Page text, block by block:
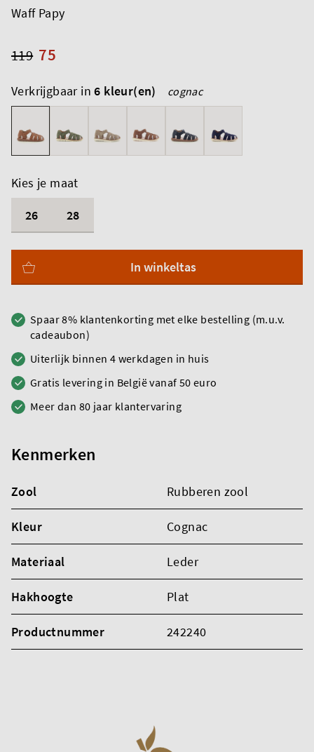
Waff Papy
75
119
Verkrijgbaar in6 kleur(en) cognac
Kies je maat
26
28
In winkeltas
Spaar 8% klantenkorting met elke bestelling (m.u.v.
cadeaubon)
Uiterlijk binnen 4 werkdagen in huis
Gratis levering in België vanaf 50 euro
Meer dan 80 jaar klantervaring
Kenmerken
Zool Rubberen zool
Kleur Cognac
Materiaal Leder
Hakhoogte Plat
Productnummer 242240